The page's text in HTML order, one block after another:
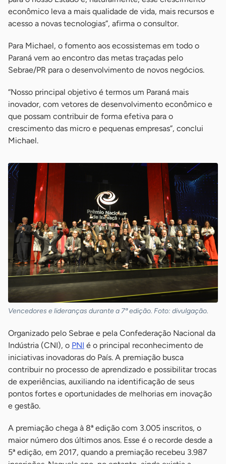
econômico leva a mais qualidade de vida, mais recursos e
acesso a novas tecnologias”, afirma o consultor.
Para Michael, o fomento aos ecossistemas em todo o
Paraná vem ao encontro das metas traçadas pelo
Sebrae/PR para o desenvolvimento de novos negócios.
“Nosso principal objetivo é termos um Paraná mais
inovador, com vetores de desenvolvimento econômico e
que possam contribuir de forma efetiva para o
crescimento das micro e pequenas empresas”, conclui
Michael.
Vencedores e lideranças durante a 7ª edição. Foto: divulgação.
Organizado pelo Sebrae e pela Confederação Nacional da
Indústria (CNI), o PNI é o principal reconhecimento de
iniciativas inovadoras do País. A premiação busca
contribuir no processo de aprendizado e possibilitar trocas
de experiências, auxiliando na identificação de seus
pontos fortes e oportunidades de melhorias em inovação
e gestão.
A premiação chega à 8ª edição com 3.005 inscritos, o
maior número dos últimos anos. Esse é o recorde desde a
5ª edição, em 2017, quando a premiação recebeu 3.987